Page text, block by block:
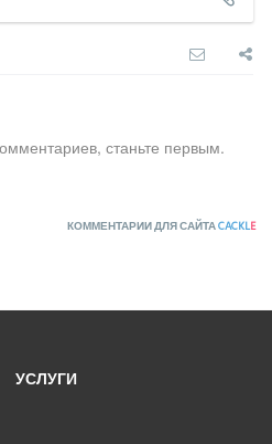
станьте первым.
КОММЕНТАРИИ ДЛЯ САЙТАCACKLE
УСЛУГИ